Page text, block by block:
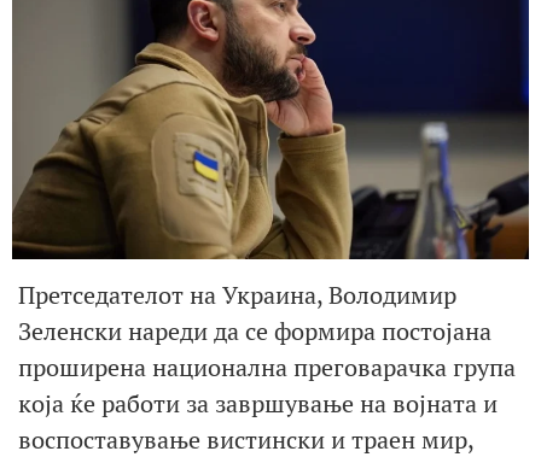
Претседателот на Украина, Володимир
Зеленски нареди да се формира постојана
проширена национална преговарачка група
која ќе работи за завршување на војната и
воспоставување вистински и траен мир,